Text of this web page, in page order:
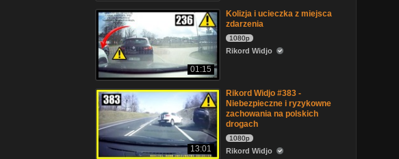
01:15
Kolizja i ucieczka z miejsca
zdarzenia
1080p
Rikord Widjo
13:01
Rikord Widjo #383 -
Niebezpieczne i ryzykowne
zachowania na polskich
drogach
1080p
Rikord Widjo